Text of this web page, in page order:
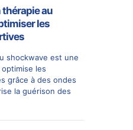
thérapie au
les
shockwave est une
les
grâce à des ondes
la guérison des